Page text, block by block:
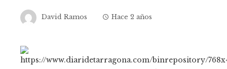
David Ramos Hace 2 años